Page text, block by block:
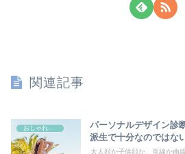
関連記事
おしゃれの好きなすべての女性たちへ
パーソナルデザイン診
派生で十分なのではな
大人顔か子供顔か、直線か曲